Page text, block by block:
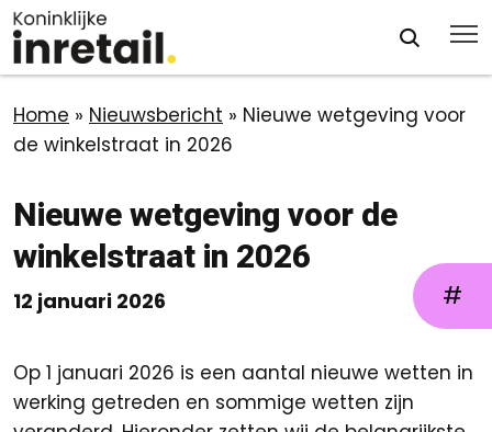
Home » Nieuwsbericht » Nieuwe wetgeving voor
de winkelstraat in 2026
Nieuwe wetgeving voor de
winkelstraat in 2026
12 januari 2026
Op 1 januari 2026 is een aantal nieuwe wetten in
werking getreden en sommige wetten zijn
#